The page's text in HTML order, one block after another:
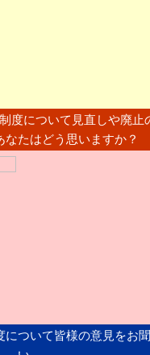
度について見直しや廃止
なたはどう思いますか？
ついて皆様の意見をお